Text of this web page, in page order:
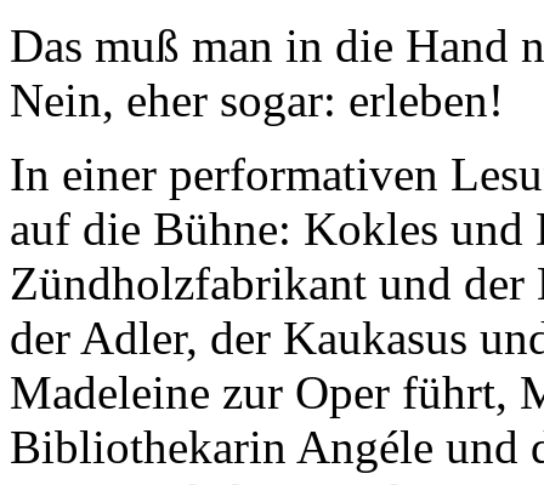
Das muß man in die Hand
Nein, eher sogar: erleben!
In einer performativen
auf die Bühne: Kokles und
Zündholzfabrikant und
der Adler, der Kaukasus
Madeleine zur Oper führt,
Bibliothekarin Angéle und